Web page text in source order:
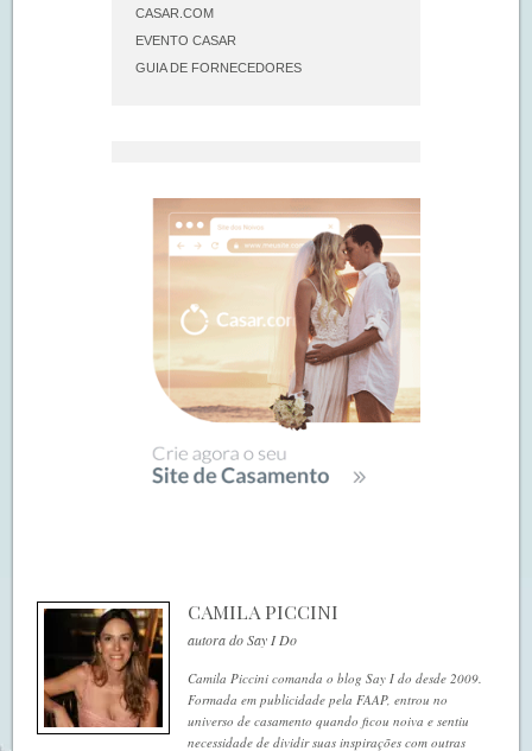
CASAR.COM
EVENTO CASAR
GUIA DE FORNECEDORES
CAMILA PICCINI
autora do Say I Do
Camila Piccini comanda o blog Say I do desde 2009.
Formada em publicidade pela FAAP, entrou no
universo de casamento quando ficou noiva e sentiu
necessidade de dividir suas inspirações com outras